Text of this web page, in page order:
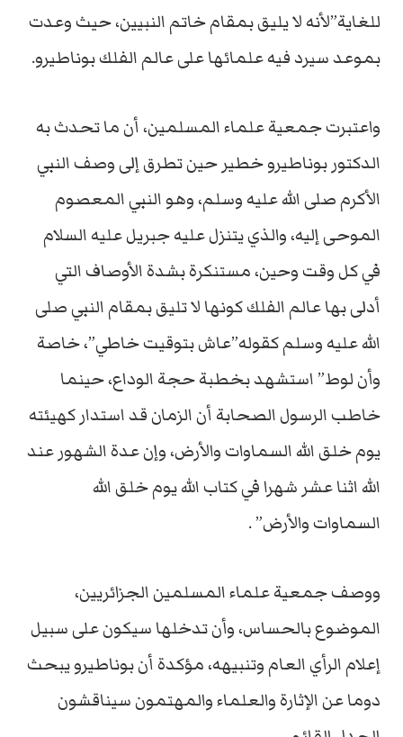
للغاية”لأنه لا يليق بمقام خاتم النبيين، حيث وعدت
بموعد سيرد فيه علمائها على عالم الفلك بوناطيرو.
واعتبرت جمعية علماء المسلمين، أن ما تحدث به
الدكتور بوناطيرو خطير حين تطرق إلى وصف النبي
الأكرم صلى الله عليه وسلم، وهو النبي المعصوم
الموحى إليه، والذي يتنزل عليه جبريل عليه السلام
في كل وقت وحين، مستنكرة بشدة الأوصاف التي
أدلى بها عالم الفلك كونها لا تليق بمقام النبي صلى
الله عليه وسلم كقوله”عاش بتوقيت خاطي”، خاصة
وأن لوط” استشهد بخطبة حجة الوداع، حينما
خاطب الرسول الصحابة أن الزمان قد استدار كهيئته
يوم خلق الله السماوات والأرض، وإن عدة الشهور عند
الله اثنا عشر شهرا في كتاب الله يوم خلق الله
السماوات والأرض” .
ووصف جمعية علماء المسلمين الجزائريين،
الموضوع بالحساس، وأن تدخلها سيكون على سبيل
إعلام الرأي العام وتنبيهه، مؤكدة أن بوناطيرو يبحث
دوما عن الإثارة والعلماء والمهتمون سيناقشون